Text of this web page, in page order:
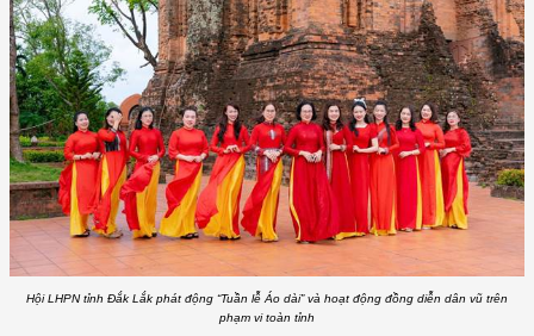
Hội LHPN tỉnh Đắk Lắk phát động “Tuần lễ Áo dài” và hoạt động đồng diễn dân vũ trên
phạm vi toàn tỉnh